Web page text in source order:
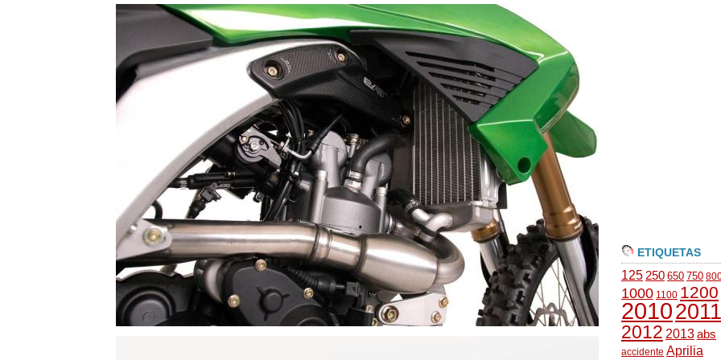
ETIQUETAS
125 250 650 750
1000 1100 1200
20102011
2012 2013abs
accidente Aprilia